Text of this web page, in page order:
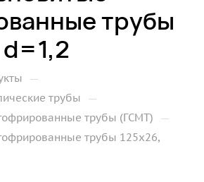
трубы
—
трубы —
трубы (ГСМТ) —
трубы 125х26,